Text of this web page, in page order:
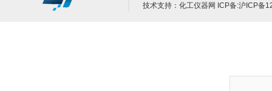
技术支持： 化工仪器网 ICP备:沪ICP备